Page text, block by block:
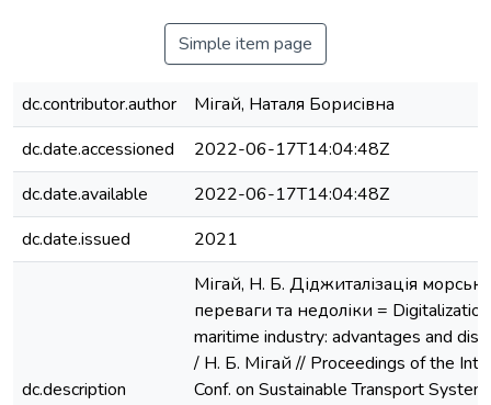
Simple item page
dc.contributor.author
Мігай, Наталя Борисівна
dc.date.accessioned
2022-06-17T14:04:48Z
dc.date.available
2022-06-17T14:04:48Z
dc.date.issued
2021
dc.description
Мігай, Н. Б. Діджиталізація
переваги та недоліки =
maritime industry: advantages and
/ Н. Б. Мігай // Proceedings of the
Conf. on Sustainable Transport